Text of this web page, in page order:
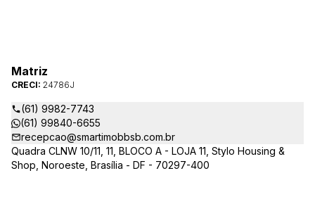
Matriz
CRECI: 24786J
(61) 9982-7743
(61) 99840-6655
recepcao@smartimobbsb.com.br
Quadra CLNW 10/11, 11, BLOCO A - LOJA 11, Stylo Housing &
Shop, Noroeste, Brasília - DF - 70297-400